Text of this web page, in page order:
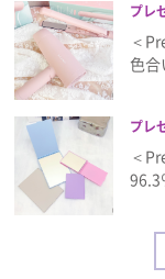
プレ
＜
色
プレ
＜